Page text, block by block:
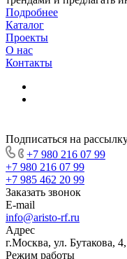
Подробнее
Каталог
Проекты
О нас
Контакты
Подписаться на
+7 980 216 07 99
+7 980 216 07 99
+7 985 462 20 99
Заказать звонок
E-mail
info@aristo-rf.ru
Адрес
г.Москва, ул. Бутакова,
Режим работы